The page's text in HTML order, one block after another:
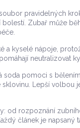
pravidelných
Zubař může
a kyselé nápoje,
neutralizovat
soda pomoci s
sklovinu. Lepší
od rozpoznání
článek je